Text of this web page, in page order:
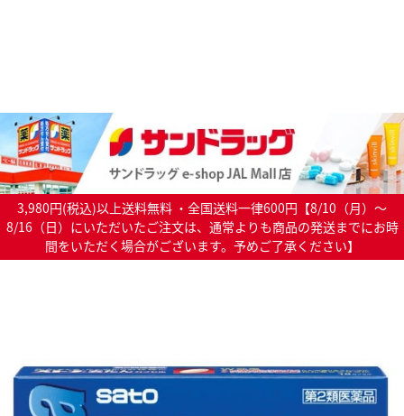
3,980円(税込)以上送料無料 ・全国送料一律600円【8/10（月）～
8/16（日）にいただいたご注文は、通常よりも商品の発送までにお時
間をいただく場合がございます。予めご了承ください】